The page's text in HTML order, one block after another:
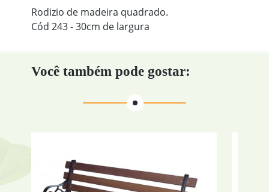
Rodizio de madeira quadrado.
Cód 243 - 30cm de largura
Você também pode gostar: